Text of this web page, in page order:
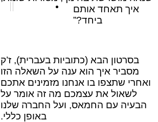
איך תאחד אותם
ביחד?”
בסרטון הבא (כתוביות בעברית), ז’ק
מסביר איך הוא ענה על השאלה הזו
ואחרי שתצפו בו אנחנו מזמינים אתכם
לשאול את עצמכם מה זה אומר על
הבעיה עם החמאס, ועל החברה שלנו
באופן כללי.